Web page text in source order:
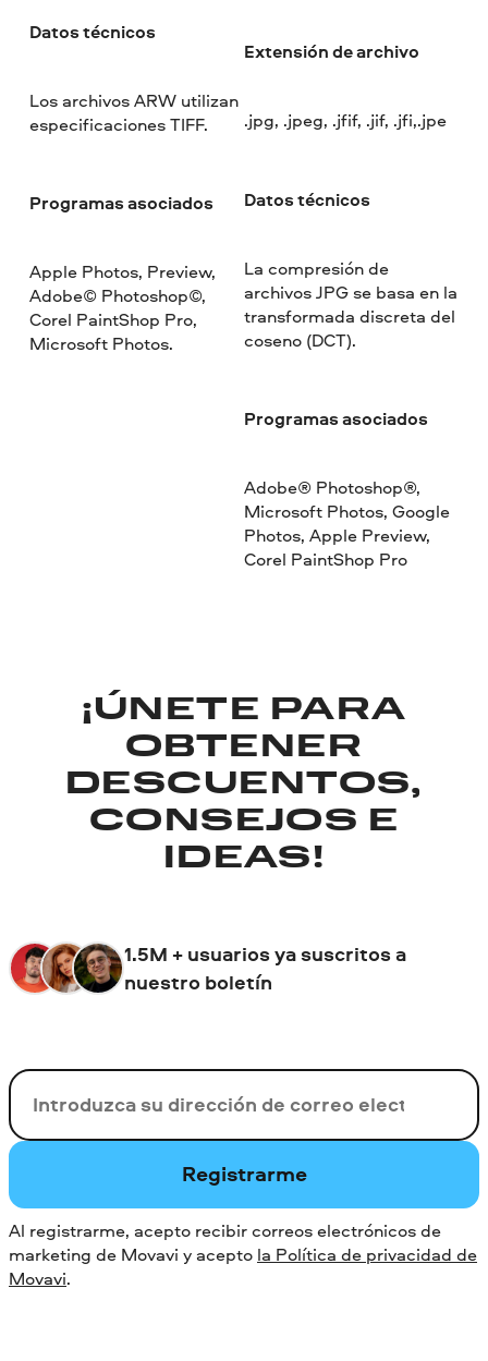
Datos técnicos
Los archivos ARW utilizan
especificaciones TIFF.
Programas asociados
Apple Photos, Preview,
Adobe© Photoshop©,
Corel PaintShop Pro,
Microsoft Photos.
Extensión de archivo
.jpg, .jpeg, .jfif, .jif, .jfi,.jpe
Datos técnicos
La compresión de
archivos JPG se basa en la
transformada discreta del
coseno (DCT).
Programas asociados
Adobe® Photoshop®,
Microsoft Photos, Google
Photos, Apple Preview,
Corel PaintShop Pro
¡ÚNETE PARA
OBTENER
DESCUENTOS,
CONSEJOS E
IDEAS!
1.5M + usuarios ya suscritos a
nuestro boletín
Su correo electrónico
Registrarme
Al registrarme, acepto recibir correos electrónicos de
marketing de Movavi y acepto la Política de privacidad de
Movavi.